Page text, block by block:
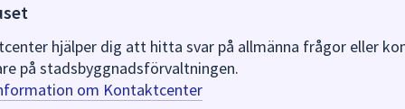
hjälper dig att hitta svar på allmänna frågor eller
på stadsbyggnadsförvaltningen.
om Kontaktcenter